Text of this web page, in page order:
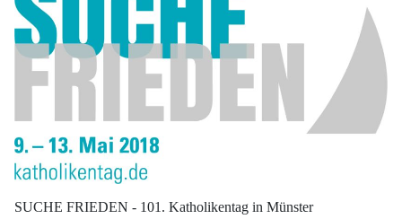
SUCHE FRIEDEN - 101. Katholikentag in Münster